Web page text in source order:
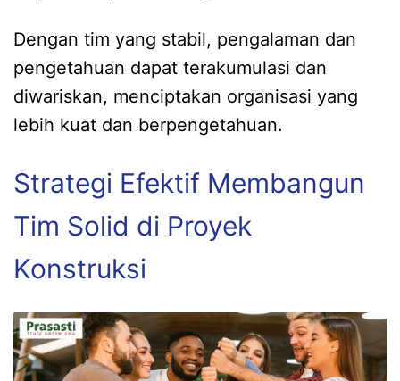
Dengan tim yang stabil, pengalaman dan
pengetahuan dapat terakumulasi dan
diwariskan, menciptakan organisasi yang
lebih kuat dan berpengetahuan.
Strategi Efektif Membangun
Tim Solid di Proyek
Konstruksi